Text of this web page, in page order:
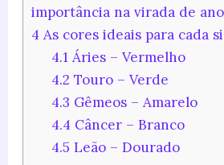
importância na virada de
4 As cores ideais para cada
4.1 Áries – Vermelho
4.2 Touro – Verde
4.3 Gêmeos – Amarelo
4.4 Câncer – Branco
4.5 Leão – Dourado